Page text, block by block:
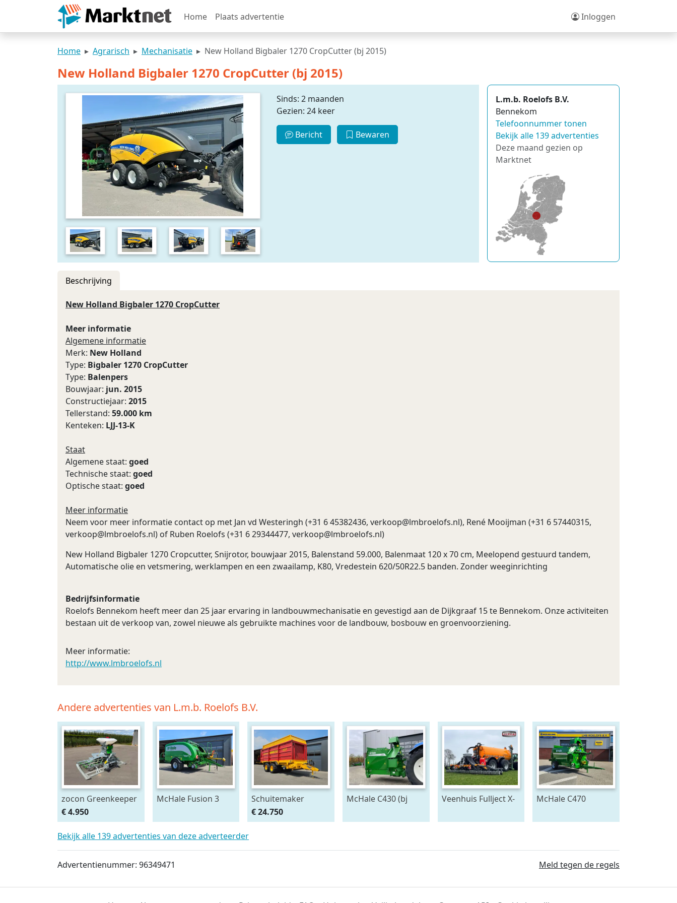
Home Plaats advertentie Inloggen
Home Agrarisch Mechanisatie New Holland Bigbaler 1270 CropCutter (bj 2015)
New Holland Bigbaler 1270 CropCutter (bj 2015)
Sinds: 2 maanden
Gezien: 24 keer
Bericht Bewaren
L.m.b. Roelofs B.V.
Bennekom
Telefoonnummer tonen
Bekijk alle 139 advertenties
Deze maand gezien op
Marktnet
Beschrijving
New Holland Bigbaler 1270 CropCutter
Meer informatie
Algemene informatie
Merk: New Holland
Type: Bigbaler 1270 CropCutter
Type: Balenpers
Bouwjaar: jun. 2015
Constructiejaar: 2015
Tellerstand: 59.000 km
Kenteken: LJJ-13-K
Staat
Algemene staat: goed
Technische staat: goed
Optische staat: goed
Meer informatie
Neem voor meer informatie contact op met Jan vd Westeringh (+31 6 45382436, verkoop@lmbroelofs.nl), René Mooijman (+31 6 57440315,
verkoop@lmbroelofs.nl) of Ruben Roelofs (+31 6 29344477, verkoop@lmbroelofs.nl)
New Holland Bigbaler 1270 Cropcutter, Snijrotor, bouwjaar 2015, Balenstand 59.000, Balenmaat 120 x 70 cm, Meelopend gestuurd tandem,
Automatische olie en vetsmering, werklampen en een zwaailamp, K80, Vredestein 620/50R22.5 banden. Zonder weeginrichting
Bedrijfsinformatie
Roelofs Bennekom heeft meer dan 25 jaar ervaring in landbouwmechanisatie en gevestigd aan de Dijkgraaf 15 te Bennekom. Onze activiteiten
bestaan uit de verkoop van, zowel nieuwe als gebruikte machines voor de landbouw, bosbouw en groenvoorziening.
Meer informatie:
http://www.lmbroelofs.nl
Andere advertenties van L.m.b. Roelofs B.V.
zocon Greenkeeper
3 mtr met Z150
PROF zaaimachine
€ 4.950
McHale Fusion 3
Schuitemaker
Rapide 135
opraapwagen/silagewagen
€ 24.750
McHale C430 (bj
Veenhuis Fullject X-
McHale C470
Bekijk alle 139 advertenties van deze adverteerder
Advertentienummer: 96349471 Meld tegen de regels